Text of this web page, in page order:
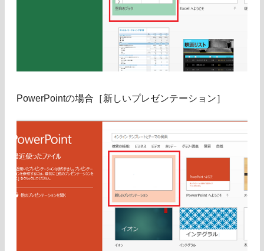
PowerPointの場合［新しいプレゼンテーション］